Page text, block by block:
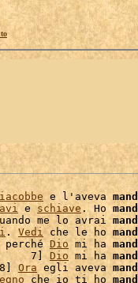
e l'aveva
e schiave . Ho
me lo avrai
. Vedi che le ho
perché Dio mi ha
7] Dio mi ha
Ora egli aveva
che io ti ho